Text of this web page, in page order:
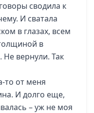
сводила к
И сватала
в глазах, всем
в
Не вернули. Так
то от меня
И долго еще,
– уж не моя